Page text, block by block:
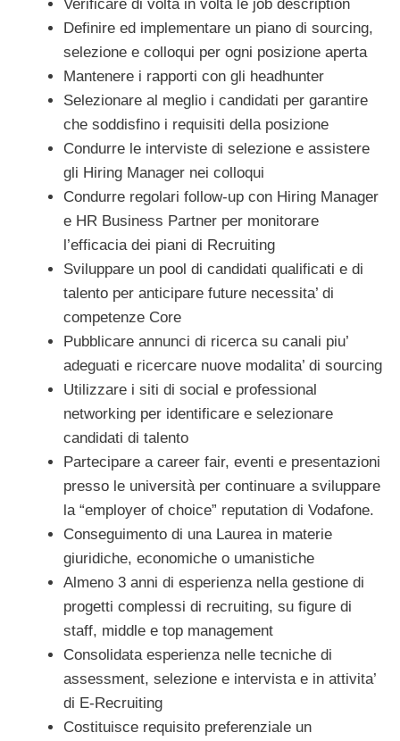
Verificare di volta in volta le job description
Definire ed implementare un piano di sourcing,
selezione e colloqui per ogni posizione aperta
Mantenere i rapporti con gli headhunter
Selezionare al meglio i candidati per garantire
che soddisfino i requisiti della posizione
Condurre le interviste di selezione e assistere
gli Hiring Manager nei colloqui
Condurre regolari follow-up con Hiring Manager
e HR Business Partner per monitorare
l’efficacia dei piani di Recruiting
Sviluppare un pool di candidati qualificati e di
talento per anticipare future necessita’ di
competenze Core
Pubblicare annunci di ricerca su canali piu’
adeguati e ricercare nuove modalita’ di sourcing
Utilizzare i siti di social e professional
networking per identificare e selezionare
candidati di talento
Partecipare a career fair, eventi e presentazioni
presso le università per continuare a sviluppare
la “employer of choice” reputation di Vodafone.
Conseguimento di una Laurea in materie
giuridiche, economiche o umanistiche
Almeno 3 anni di esperienza nella gestione di
progetti complessi di recruiting, su figure di
staff, middle e top management
Consolidata esperienza nelle tecniche di
assessment, selezione e intervista e in attivita’
di E-Recruiting
Costituisce requisito preferenziale un